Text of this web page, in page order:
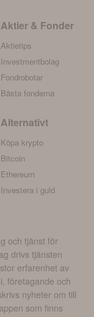
Aktier & Fonder
Aktietips
Investmentbolag
Fondrobotar
Bästa fonderna
Alternativt
Köpa krypto
Bitcoin
Ethereum
Investera i guld
och tjänst för
drivs tjänsten
stor erfarenhet av
företagande och
nyheter om till
som finns